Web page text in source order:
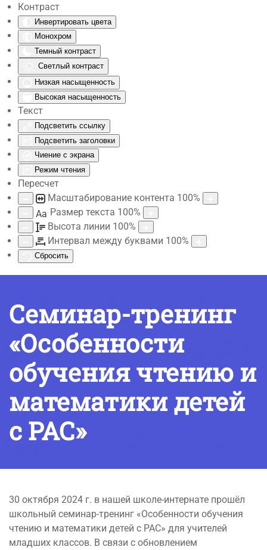
Контраст
Инвертировать цвета
Монохром
Темный контраст
Светлый контраст
Низкая насыщенность
Высокая насыщенность
Текст
Подсветить ссылку
Подсветить заголовки
Чиение с экрана
Режим чтения
Пересчет
Масштабирование контента 100%
Aa Размер текста 100%
Высота линии 100%
Интервал между буквами 100%
Сбросить
Skip to main content
Семинар-тренинг
«Особенности
обучения чтению и
математики детей
с РАС»
30 октября 2024 г. в нашей школе-интернате прошёл
школьный семинар-тренинг «Особенности обучения
чтению и математики детей с РАС» для учителей
младших классов. В связи с обновлением